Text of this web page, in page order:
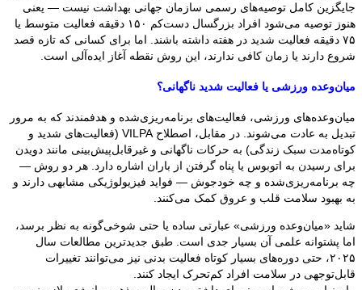
جایگزین کامل توصیه‌های رسمی سازمان جهانی بهداشت نیست — یعنی
هنوز توصیه می‌شود افراد بزرگسال دست‌کم ۱۵۰ دقیقه فعالیت متوسط یا
۷۵ دقیقه فعالیت شدید در هفته داشته باشند. اما برای کسانی که تازه قصد
شروع دارند یا زمان کافی ندارند، این روش نقطه آغاز ایده‌آلی است.
میان‌وعده ورزشی یا فعالیت شدید ناگهانی؟
میان‌وعده‌های ورزشی، فعالیت‌های برنامه‌ریزی‌شده و هدفمندند که به مرور
تبدیل به عادت می‌شوند. در مقابل، اصطلاح VILPA (فعالیت‌های شدید و
کوتاه‌مدت سبک زندگی) به حرکات ناگهانی و غیرقابل‌پیش‌بینی مانند دویدن
برای رسیدن به اتوبوس یا پناه گرفتن از باران اشاره دارد. هر دو روش —
چه برنامه‌ریزی‌شده و چه خودجوش — فواید فیزیولوژیکی مشابهی دارند و
به بهبود سلامت قلب و عروق کمک می‌کنند.
شاید «میان‌وعده ورزشی» عبارتی ساده یا حتی شوخی‌گونه به نظر برسد،
اما پشتوانه علمی آن بسیار جدی است. طبق جدیدترین مطالعات سال
۲۰۲۵، حتی دوره‌های بسیار کوتاه فعالیت بدنی نیز می‌توانند تغییرات
قابل‌توجهی در سلامت افراد کم‌تحرک ایجاد کنند.